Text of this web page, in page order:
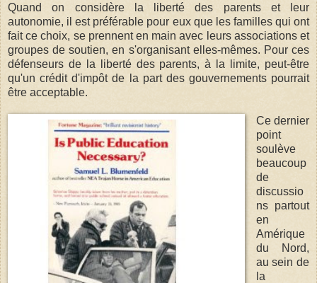
Quand on considère la liberté des parents et leur
autonomie, il est préférable pour eux que les familles qui ont
fait ce choix, se prennent en main avec leurs associations et
groupes de soutien, en s'organisant elles-mêmes. Pour ces
défenseurs de la liberté des parents, à la limite, peut-être
qu'un crédit d'impôt de la part des gouvernements pourrait
être acceptable.
Ce dernier
point
soulève
beaucoup
de
discussio
ns partout
en
Amérique
du Nord,
au sein de
la